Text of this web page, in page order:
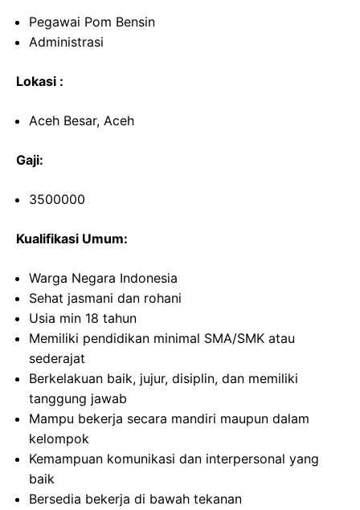
Pegawai Pom Bensin
Administrasi
Lokasi :
Aceh Besar, Aceh
Gaji:
3500000
Kualifikasi Umum:
Warga Negara Indonesia
Sehat jasmani dan rohani
Usia min 18 tahun
Memiliki pendidikan minimal SMA/SMK atau
sederajat
Berkelakuan baik, jujur, disiplin, dan memiliki
tanggung jawab
Mampu bekerja secara mandiri maupun dalam
kelompok
Kemampuan komunikasi dan interpersonal yang
baik
Bersedia bekerja di bawah tekanan